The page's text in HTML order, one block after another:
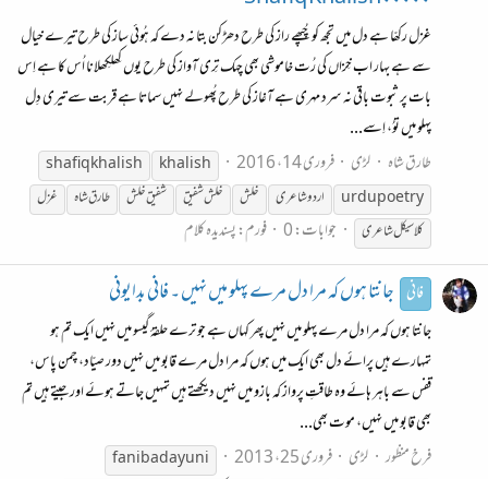
غزل رکھّا ہے دل میں تجھ کو چُپھے راز کی طرح دھڑکن بتا نہ دے کہ ہُوئی ساز کی طرح تیرے خیال
سے ہے بہار اب خِزاں کی رُت خاموشی بھی چہک تِری آواز کی طرح یوں کِھلکِھلانا اُس کا ہے اِس
بات پر ثبوت باقی نہ سرد مہری ہے آغاز کی طرح پُھولے نہیں سماتا ہے قربت سے تیری دِل
پہلو میں توُ، اِسے...
طارق شاہ
لڑی فروری 14، 2016 khalish
shafiq khalish
urdupoetry
اردو شاعری خلش خلش شفیق شفیق خلش طارق شاہ
غزل
کلاسیکل شاعری
جوابات: 0 فورم:پسندیدہ کلام
فانی جانتا ہوں کہ مرا دل مرے پہلو میں نہیں ۔ فانی بدایونی
جانتا ہوں کہ مرا دل مرے پہلو میں نہیں پھر کہاں ہے جو ترے حلقۂ گیسو میں نہیں ایک تم ہو
تمہارے ہیں پرائے دل بھی ایک میں ہوں کہ مرا دل مرے قابو میں نہیں دور صیّاد، چمن پاس،
قفس سے باہر ہائے وہ طاقتِ پرواز کہ بازو میں نہیں دیکھتے ہیں تمہیں جاتے ہوئے اور جیتے ہیں تم
بھی قابو میں نہیں، موت بھی...
فرخ منظور لڑی فروری 25، 2013
fani badayuni